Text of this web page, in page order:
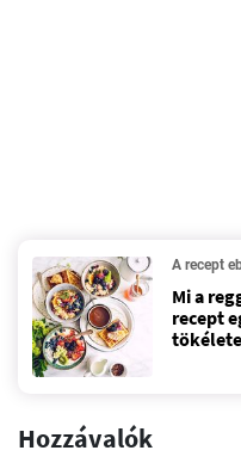
A recept
Mi a
recept
Hozzávalók